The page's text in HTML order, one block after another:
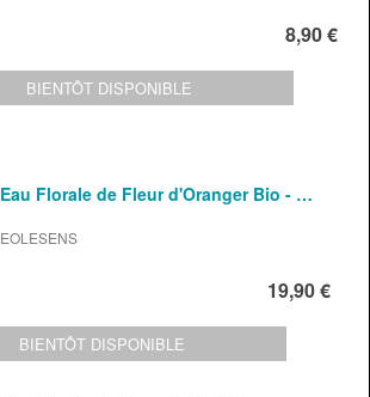
8,90 €
BIENTÔT DISPONIBLE
Eau Florale de Fleur d'Oranger Bio - …
EOLESENS
19,90 €
BIENTÔT DISPONIBLE